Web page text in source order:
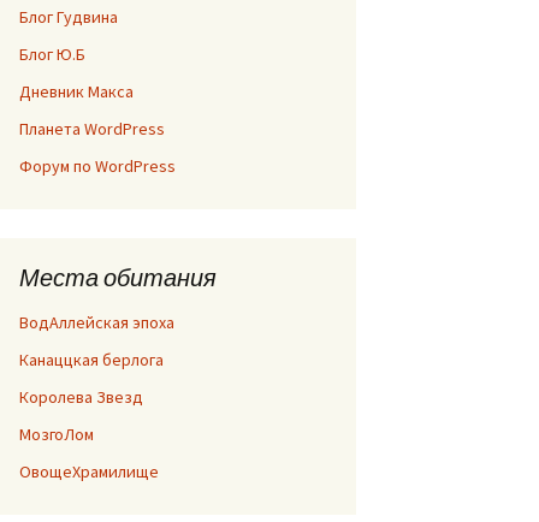
Блог Гудвина
Блог Ю.Б
Дневник Макса
Планета WordPress
Форум по WordPress
Места обитания
ВодАллейская эпоха
Канаццкая берлога
Королева Звезд
МозгоЛом
ОвощеХрамилище